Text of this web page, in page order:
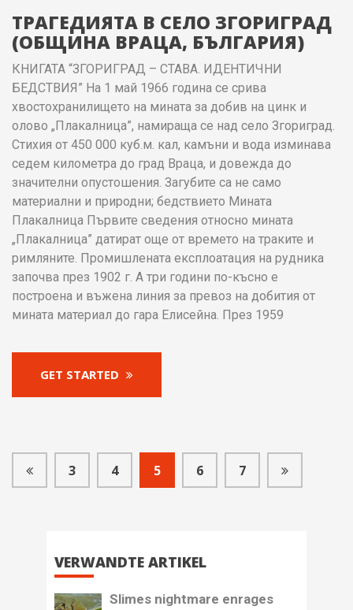
ТРАГЕДИЯТА В СЕЛО ЗГОРИГРАД
(ОБЩИНА ВРАЦА, БЪЛГАРИЯ)
КНИГАТА “ЗГОРИГРАД – СТАВА. ИДЕНТИЧНИ
БЕДСТВИЯ” На 1 май 1966 година се срива
хвостохранилището на мината за добив на цинк и
олово „Плакалница”, намираща се над село Згориград.
Стихия от 450 000 куб.м. кал, камъни и вода изминава
седем километра до град Враца, и довежда до
значителни опустошения. Загубите са не само
материални и природни; бедствието Мината
Плакалница Първите сведения относно мината
„Плакалница” датират още от времето на траките и
римляните. Промишлената експлоатация на рудника
започва през 1902 г. А три години по-късно е
построена и въжена линия за превоз на добития от
мината материал до гара Елисейна. През 1959
GET STARTED
3 4 5 6 7
VERWANDTE ARTIKEL
Slimes nightmare enrages